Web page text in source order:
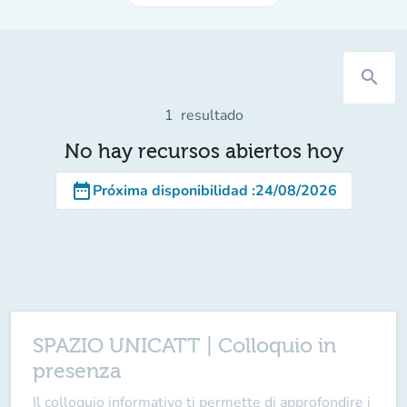
search
1 resultado
No hay recursos abiertos hoy
date_rangePróxima disponibilidad :24/08/2026
SPAZIO UNICATT | Colloquio in
presenza
Il colloquio informativo ti permette di approfondire i